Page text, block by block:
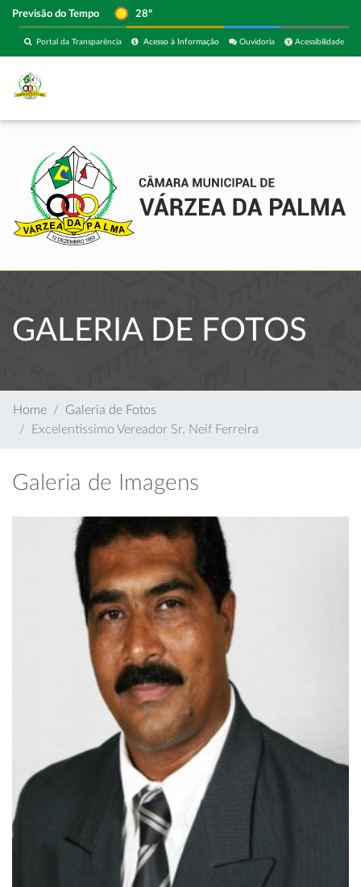
Previsão do Tempo 28º
Acessibilidade
Ouvidoria
Acesso à Informação
Portal da Transparência
GALERIA DE FOTOS
Home
Galeria de Fotos
Excelentissimo Vereador Sr. Neif Ferreira
Galeria de Imagens